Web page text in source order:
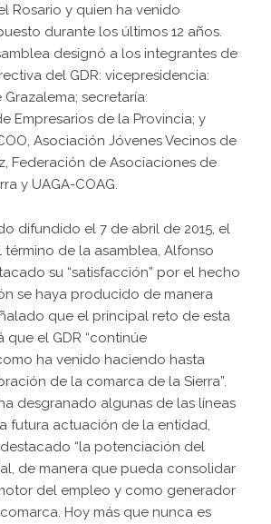
Rosario y quien ha venido
durante los últimos 12 años.
designó a los integrantes de
del GDR: vicepresidencia:
secretaría:
Empresarios de la Provincia; y
Asociación Jóvenes Vecinos de
Federación de Asociaciones de
y UAGA-COAG.
difundido el 7 de abril de 2015, el
término de la asamblea, Alfonso
su “satisfacción” por el hecho
se haya producido de manera
que el principal reto de esta
que el GDR “continúe
ha venido haciendo hasta
de la comarca de la Sierra”.
desgranado algunas de las líneas
futura actuación de la entidad,
“la potenciación del
de manera que pueda consolidar
del empleo y como generador
Hoy más que nunca es